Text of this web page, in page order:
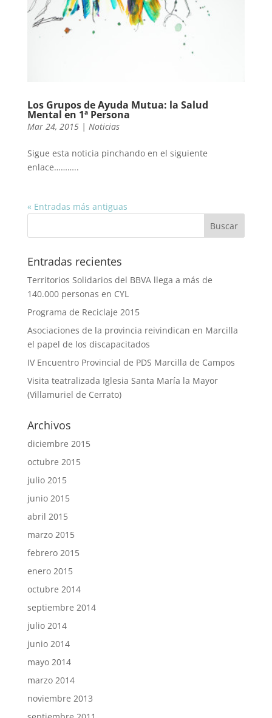
Los Grupos de Ayuda Mutua: la Salud
Mental en 1ª Persona
Mar 24, 2015| Noticias
Sigue esta noticia pinchando en el siguiente
enlace………..
« Entradas más antiguas
Entradas recientes
Territorios Solidarios del BBVA llega a más de
140.000 personas en CYL
Programa de Reciclaje 2015
Asociaciones de la provincia reivindican en Marcilla
el papel de los discapacitados
IV Encuentro Provincial de PDS Marcilla de Campos
Visita teatralizada Iglesia Santa María la Mayor
(Villamuriel de Cerrato)
Archivos
diciembre 2015
octubre 2015
julio 2015
junio 2015
abril 2015
marzo 2015
febrero 2015
enero 2015
octubre 2014
septiembre 2014
julio 2014
junio 2014
mayo 2014
marzo 2014
noviembre 2013